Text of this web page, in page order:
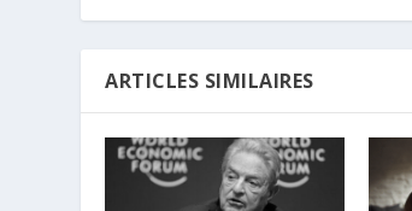
ARTICLES SIMILAIRES